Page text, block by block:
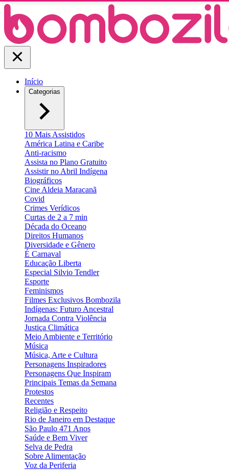
Início
Categorias
10 Mais Assistidos
América Latina e Caribe
Anti-racismo
Assista no Plano Gratuito
Assistir no Abril Indígena
Biográficos
Cine Aldeia Maracanã
Covid
Crimes Verídicos
Curtas de 2 a 7 min
Década do Oceano
Direitos Humanos
Diversidade e Gênero
É Carnaval
Educação Liberta
Especial Silvio Tendler
Esporte
Feminismos
Filmes Exclusivos Bombozila
Indígenas: Futuro Ancestral
Jornada Contra Violência
Justiça Climática
Meio Ambiente e Território
Música
Música, Arte e Cultura
Personagens Inspiradores
Personagens Que Inspiram
Principais Temas da Semana
Protestos
Recentes
Religião e Respeito
Rio de Janeiro em Destaque
São Paulo 471 Anos
Saúde e Bem Viver
Selva de Pedra
Sobre Alimentação
Voz da Periferia